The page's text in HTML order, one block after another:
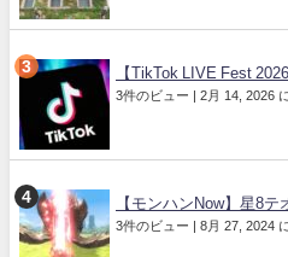
【TikTok LIVE Fest
3件のビュー | 2月 14, 2026
【モンハンNow】星8テ
3件のビュー | 8月 27, 2024